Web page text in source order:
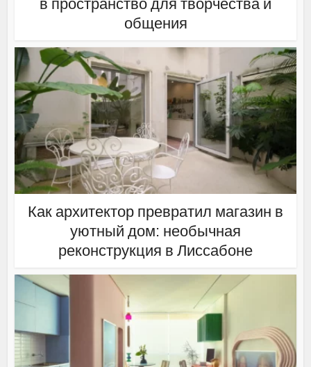
в пространство для творчества и
общения
Как архитектор превратил магазин в
уютный дом: необычная
реконструкция в Лиссабоне